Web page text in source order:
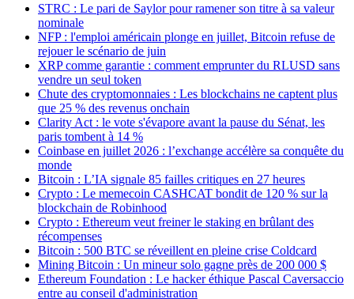
STRC : Le pari de Saylor pour ramener son titre à sa valeur
nominale
NFP : l'emploi américain plonge en juillet, Bitcoin refuse de
rejouer le scénario de juin
XRP comme garantie : comment emprunter du RLUSD sans
vendre un seul token
Chute des cryptomonnaies : Les blockchains ne captent plus
que 25 % des revenus onchain
Clarity Act : le vote s'évapore avant la pause du Sénat, les
paris tombent à 14 %
Coinbase en juillet 2026 : l’exchange accélère sa conquête du
monde
Bitcoin : L’IA signale 85 failles critiques en 27 heures
Crypto : Le memecoin CASHCAT bondit de 120 % sur la
blockchain de Robinhood
Crypto : Ethereum veut freiner le staking en brûlant des
récompenses
Bitcoin : 500 BTC se réveillent en pleine crise Coldcard
Mining Bitcoin : Un mineur solo gagne près de 200 000 $
Ethereum Foundation : Le hacker éthique Pascal Caversaccio
entre au conseil d'administration